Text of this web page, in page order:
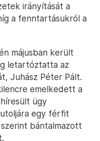
irányítását a
a fenntartásukról a
májusban került
letartóztatta az
Juhász Péter Pált.
emelkedett a
ügy
egy férfit
bántalmazott